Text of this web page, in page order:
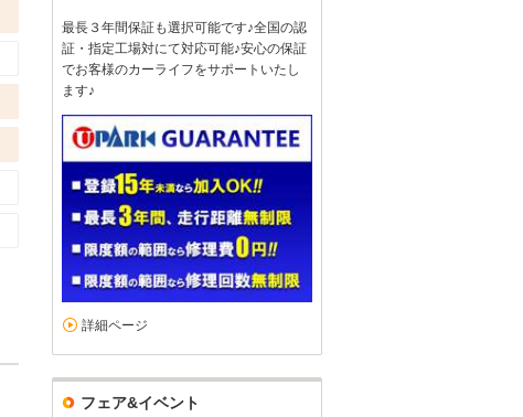
レクサス購入
最長３年間保証も選択可能です♪全国の認
証・指定工場対にて対応可能♪安心の保証
でお客様のカーライフをサポートいたし
ます♪
詳細ページ
フェア&イベント